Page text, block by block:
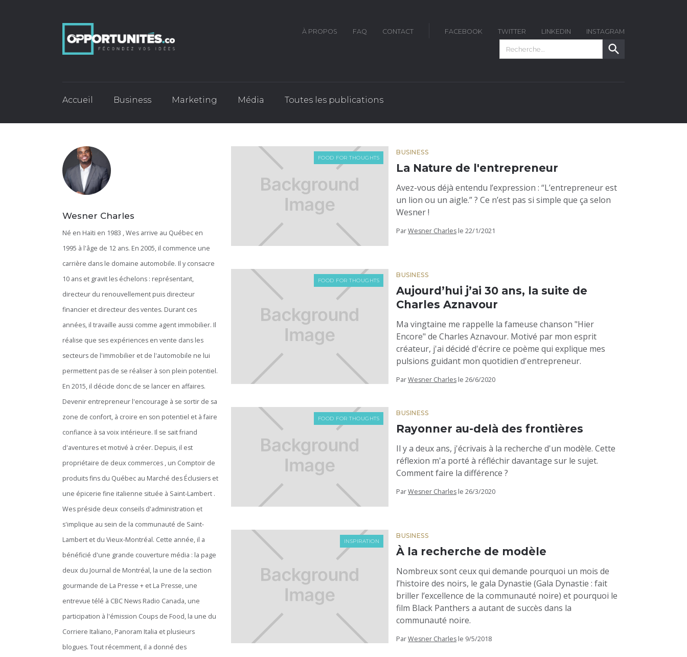
À PROPOS FAQ CONTACT FACEBOOK TWITTER LINKEDIN INSTAGRAM
Accueil Business Marketing Média Toutes les publications
Wesner Charles
Né en Haïti en 1983 , Wes arrive au Québec en
1995 à l'âge de 12 ans. En 2005, il commence une
carrière dans le domaine automobile. Il y consacre
10 ans et gravit les échelons : représentant,
directeur du renouvellement puis directeur
financier et directeur des ventes. Durant ces
années, il travaille aussi comme agent immobilier. Il
réalise que ses expériences en vente dans les
secteurs de l'immobilier et de l'automobile ne lui
permettent pas de se réaliser à son plein potentiel.
En 2015, il décide donc de se lancer en affaires.
Devenir entrepreneur l'encourage à se sortir de sa
zone de confort, à croire en son potentiel et à faire
confiance à sa voix intérieure. Il se sait friand
d'aventures et motivé à créer. Depuis, il est
propriétaire de deux commerces , un Comptoir de
produits fins du Québec au Marché des Éclusiers et
une épicerie fine italienne située à Saint-Lambert .
Wes préside deux conseils d'administration et
s'implique au sein de la communauté de Saint-
Lambert et du Vieux-Montréal. Cette année, il a
bénéficié d'une grande couverture média : la page
deux du Journal de Montréal, la une de la section
gourmande de La Presse + et La Presse, une
entrevue télé à CBC News Radio Canada, une
participation à l'émission Coups de Food, la une du
Corriere Italiano, Panoram Italia et plusieurs
blogues. Tout récemment, il a donné des
FOOD FOR THOUGHTS
BUSINESS
La Nature de l'entrepreneur
Avez-vous déjà entendu l’expression : “L’entrepreneur est
un lion ou un aigle.” ? Ce n’est pas si simple que ça selon
Wesner !
ParWesner Charles le 22/1/2021
FOOD FOR THOUGHTS
BUSINESS
Aujourd’hui j’ai 30 ans, la suite de
Charles Aznavour
Ma vingtaine me rappelle la fameuse chanson "Hier
Encore" de Charles Aznavour. Motivé par mon esprit
créateur, j'ai décidé d'écrire ce poème qui explique mes
pulsions guidant mon quotidien d'entrepreneur.
ParWesner Charles le 26/6/2020
FOOD FOR THOUGHTS
BUSINESS
Rayonner au-delà des frontières
Il y a deux ans, j'écrivais à la recherche d'un modèle. Cette
réflexion m'a porté à réfléchir davantage sur le sujet.
Comment faire la différence ?
ParWesner Charles le 26/3/2020
INSPIRATION
BUSINESS
À la recherche de modèle
Nombreux sont ceux qui demande pourquoi un mois de
l’histoire des noirs, le gala Dynastie (Gala Dynastie : fait
briller l’excellence de la communauté noire) et pourquoi le
film Black Panthers a autant de succès dans la
communauté noire.
ParWesner Charles le 9/5/2018